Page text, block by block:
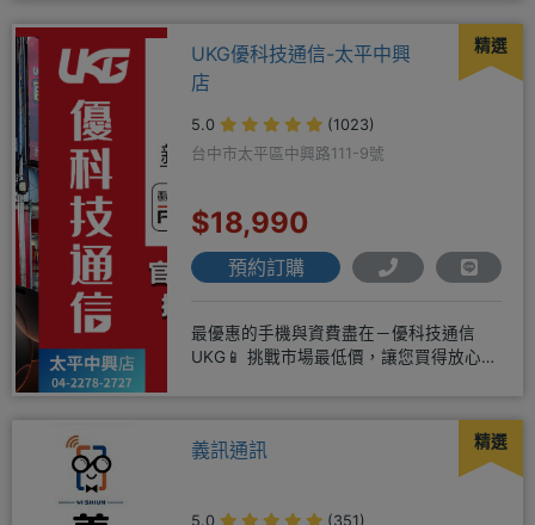
精選
UKG優科技通信-太平中興
店
5.0
(1023)
台中市太平區中興路111-9號
$18,990
預約訂購
最優惠的手機與資費盡在－優科技通信
UKG📱 挑戰市場最低價，讓您買得放心又
精選
義訊通訊
5.0
(351)